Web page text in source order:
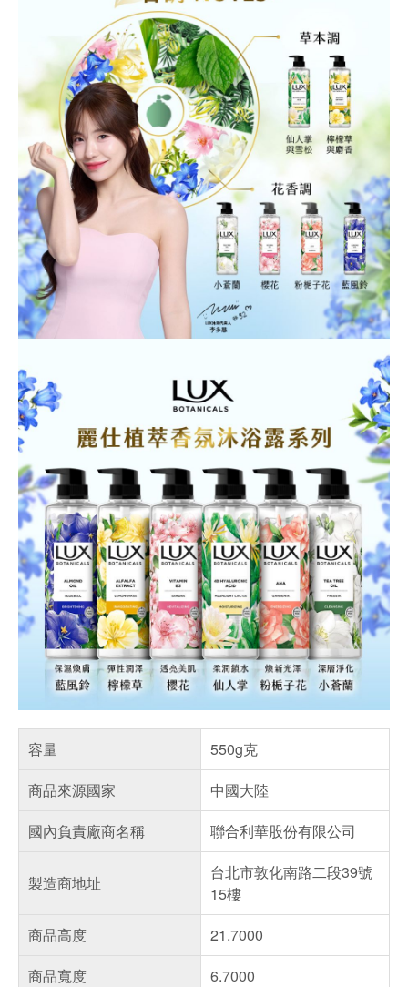
容量
550g克
商品來源國家
中國大陸
國內負責廠商名稱
聯合利華股份有限公司
製造商地址
台北市敦化南路二段39號
15樓
商品高度
21.7000
商品寬度
6.7000